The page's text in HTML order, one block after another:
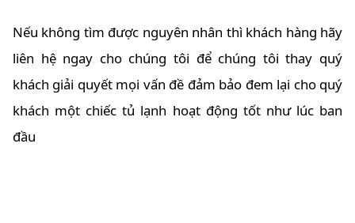
Nếu không tìm được nguyên nhân thì khách hàng hãy
liên hệ ngay cho chúng tôi để chúng tôi thay quý
khách giải quyết mọi vấn đề đảm bảo đem lại cho quý
khách một chiếc tủ lạnh hoạt động tốt như lúc ban
đầu